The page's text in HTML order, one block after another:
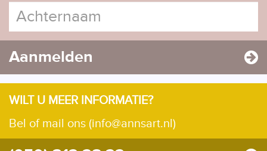
Aanmelden
WILT U MEER INFORMATIE?
Bel of mail ons (info@annsart.nl)